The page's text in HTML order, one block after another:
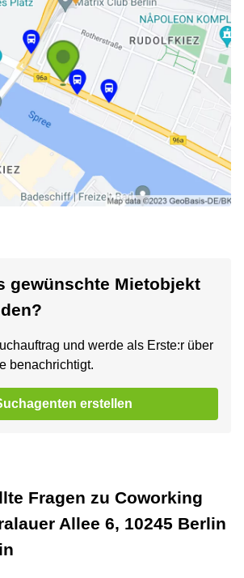
gewünschte Mietobjekt
und werde als Erste:r über
benachrichtigt.
erstellen
Fragen zu Coworking
Allee 6, 10245 Berlin